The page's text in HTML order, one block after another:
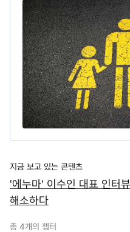
지금 보고 있는 콘텐츠
'에누마' 이수인 대표 인터
해소하다
총 4개의 챕터